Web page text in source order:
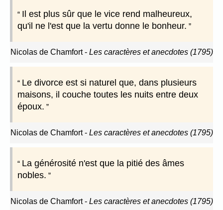
Il est plus sûr que le vice rend malheureux,
qu'il ne l'est que la vertu donne le bonheur.
Nicolas de Chamfort- Les caractères et anecdotes (1795)
Le divorce est si naturel que, dans plusieurs
maisons, il couche toutes les nuits entre deux
époux.
Nicolas de Chamfort- Les caractères et anecdotes (1795)
La générosité n'est que la pitié des âmes
nobles.
Nicolas de Chamfort- Les caractères et anecdotes (1795)